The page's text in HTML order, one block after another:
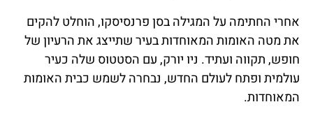
אחרי החתימה על המגילה בסן פרנסיסקו, הוחלט להקים
את מטה האומות המאוחדות בעיר שתייצג את הרעיון של
חופש, תקווה ועתיד. ניו יורק, עם הסטטוס שלה כעיר
עולמית ופתח לעולם החדש, נבחרה לשמש כבית האומות
המאוחדות.